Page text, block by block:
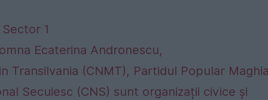
1
Ecaterina Andronescu,
Transilvania (CNMT), Partidul Popular
Secuiesc (CNS) sunt organizații civice și